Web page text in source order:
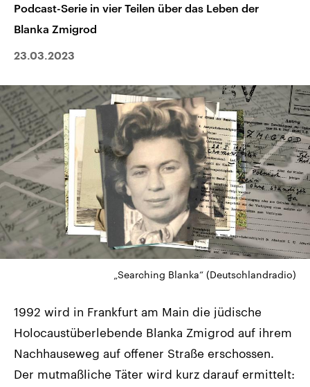
Deutschlandfunk Kultur
Deutschlandfunk Nova
Podcast-Serie in vier Teilen über das Leben der
Blanka Zmigrod
23.03.2023
„Searching Blanka“ (Deutschlandradio)
1992 wird in Frankfurt am Main die jüdische
Holocaustüberlebende Blanka Zmigrod auf ihrem
Nachhauseweg auf offener Straße erschossen.
Der mutmaßliche Täter wird kurz darauf ermittelt: